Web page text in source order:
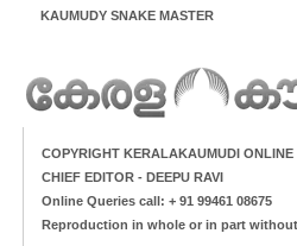
KAUMUDY SNAKE MASTER
COPYRIGHT KERALAKAUMUDI ONLINE
CHIEF EDITOR - DEEPU RAVI
Online Queries call: + 91 99461 08675
Reproduction in whole or in part